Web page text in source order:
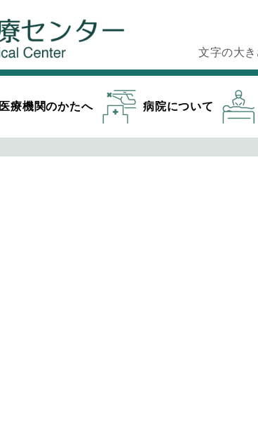
文字の大き
医療機関のかたへ 病院について